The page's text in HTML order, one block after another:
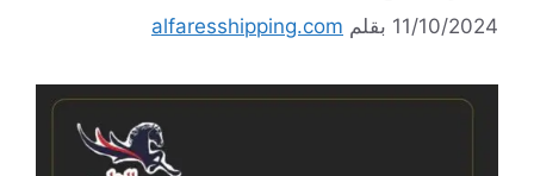
11/10/2024 بقلم alfaresshipping.com